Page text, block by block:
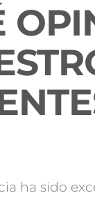
ha sido